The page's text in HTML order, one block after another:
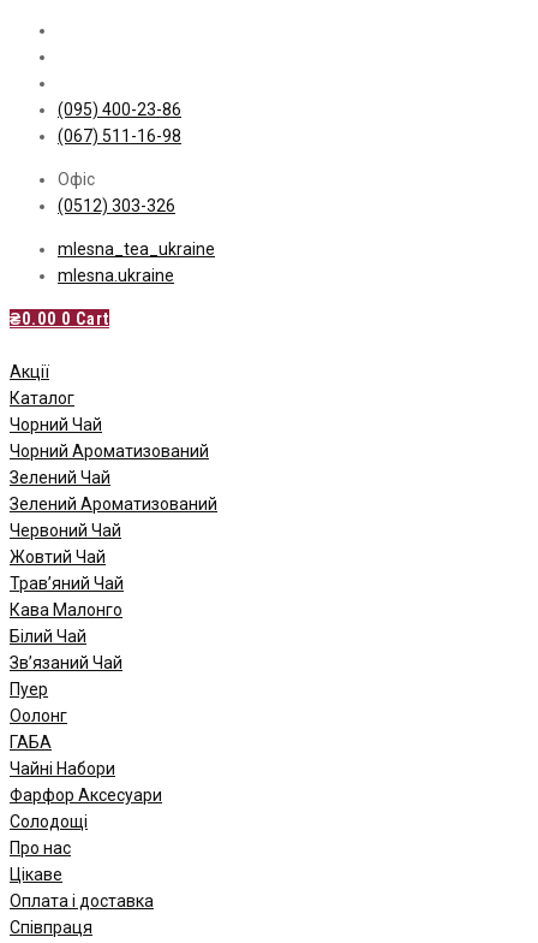
Skip
content
(095) 400-23-86
(067) 511-16-98
Офіс
(0512) 303-326
mlesna_tea_ukraine
mlesna.ukraine
₴0.00 0 Cart
Акції
Каталог
Чорний Чай
Чорний Ароматизований
Зелений Чай
Зелений Ароматизований
Червоний Чай
Жовтий Чай
Трав’яний Чай
Кава Малонго
Білий Чай
Зв’язаний Чай
Пуер
Oолонг
ГАБА
Чайні Набори
Фарфор Аксесуари
Солодощі
Про нас
Цікаве
Оплата і доставка
Співпраця